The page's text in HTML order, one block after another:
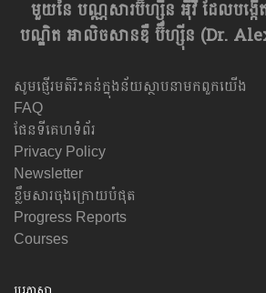
មួយនៃ បណ្ណសារប៊ឺហ្សុីន អុីវី ដែលបង្
បណ្ឌិត អាលិចសានឌឺ ប៊ឺហ្សុីន (Dr.
សូមផ្ញើរមតិរិះគន់ក្នុងន័យស្ថាបនាមកពួកយើង
FAQ
ផែនទីគេហទំព័រ
Privacy Policy
Newsletter
ខ្លឹមសារចុងក្រោយបំផុត
Progress Reports
Courses